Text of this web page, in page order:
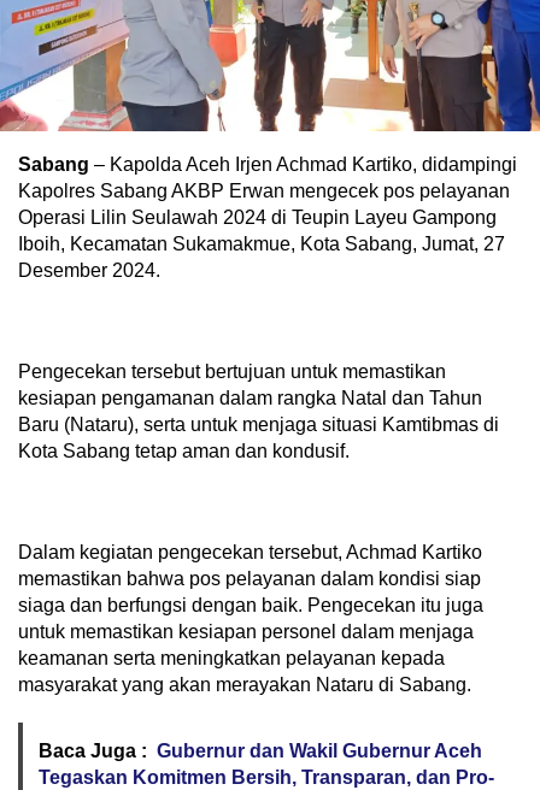
Sabang – Kapolda Aceh Irjen Achmad Kartiko, didampingi
Kapolres Sabang AKBP Erwan mengecek pos pelayanan
Operasi Lilin Seulawah 2024 di Teupin Layeu Gampong
Iboih, Kecamatan Sukamakmue, Kota Sabang, Jumat, 27
Desember 2024.
Pengecekan tersebut bertujuan untuk memastikan
kesiapan pengamanan dalam rangka Natal dan Tahun
Baru (Nataru), serta untuk menjaga situasi Kamtibmas di
Kota Sabang tetap aman dan kondusif.
Dalam kegiatan pengecekan tersebut, Achmad Kartiko
memastikan bahwa pos pelayanan dalam kondisi siap
siaga dan berfungsi dengan baik. Pengecekan itu juga
untuk memastikan kesiapan personel dalam menjaga
keamanan serta meningkatkan pelayanan kepada
masyarakat yang akan merayakan Nataru di Sabang.
Baca Juga : Gubernur dan Wakil Gubernur Aceh
Tegaskan Komitmen Bersih, Transparan, dan Pro-